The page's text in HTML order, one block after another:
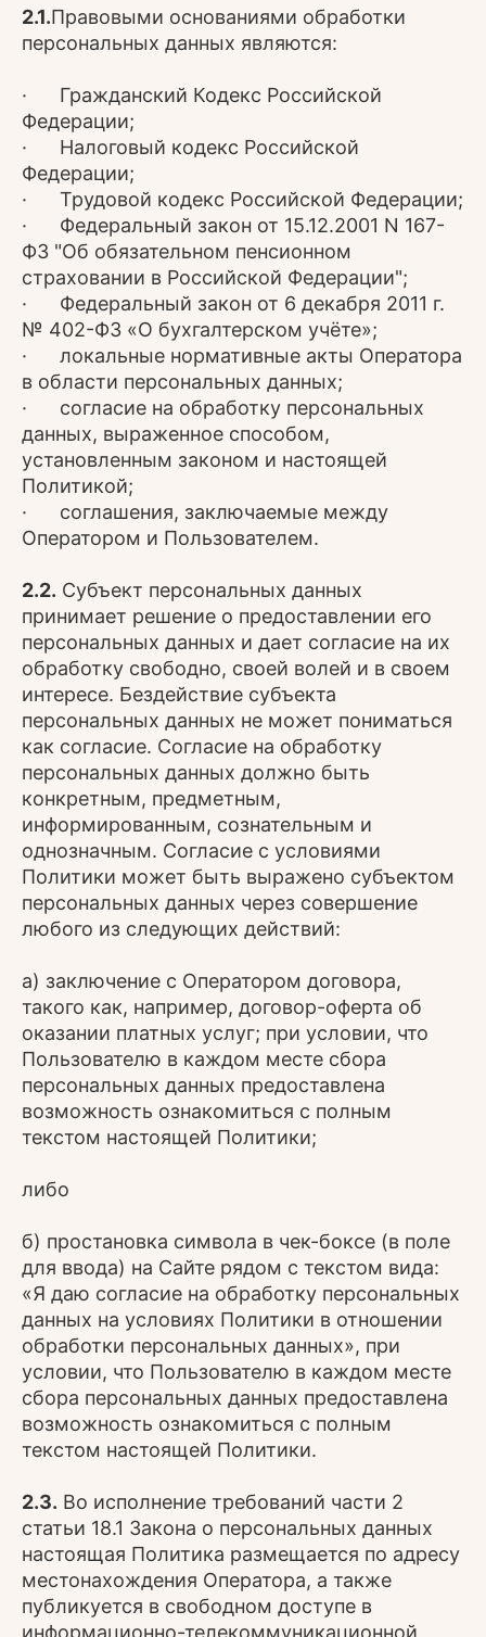
2.1.Правовыми основаниями обработки
персональных данных являются:
· Гражданский Кодекс Российской
Федерации;
· Налоговый кодекс Российской
Федерации;
· Трудовой кодекс Российской Федерации;
· Федеральный закон от 15.12.2001 N 167-
ФЗ "Об обязательном пенсионном
страховании в Российской Федерации";
· Федеральный закон от 6 декабря 2011 г.
№ 402-ФЗ «О бухгалтерском учёте»;
· локальные нормативные акты Оператора
в области персональных данных;
· согласие на обработку персональных
данных, выраженное способом,
установленным законом и настоящей
Политикой;
· соглашения, заключаемые между
Оператором и Пользователем.
2.2. Субъект персональных данных
принимает решение о предоставлении его
персональных данных и дает согласие на их
обработку свободно, своей волей и в своем
интересе. Бездействие субъекта
персональных данных не может пониматься
как согласие. Согласие на обработку
персональных данных должно быть
конкретным, предметным,
информированным, сознательным и
однозначным. Согласие с условиями
Политики может быть выражено субъектом
персональных данных через совершение
любого из следующих действий:
а) заключение с Оператором договора,
такого как, например, договор-оферта об
оказании платных услуг; при условии, что
Пользователю в каждом месте сбора
персональных данных предоставлена
возможность ознакомиться с полным
текстом настоящей Политики;
либо
б) простановка символа в чек-боксе (в поле
для ввода) на Сайте рядом с текстом вида:
«Я даю согласие на обработку персональных
данных на условиях Политики в отношении
обработки персональных данных», при
условии, что Пользователю в каждом месте
сбора персональных данных предоставлена
возможность ознакомиться с полным
текстом настоящей Политики.
2.3. Во исполнение требований части 2
статьи 18.1 Закона о персональных данных
настоящая Политика размещается по адресу
местонахождения Оператора, а также
публикуется в свободном доступе в
информационно-телекоммуникационной